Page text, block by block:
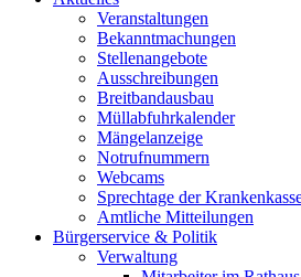
Veranstaltungen
Bekanntmachungen
Stellenangebote
Ausschreibungen
Breitbandausbau
Müllabfuhrkalender
Mängelanzeige
Notrufnummern
Webcams
Sprechtage der
Amtliche Mitteilungen
Bürgerservice & Politik
Verwaltung